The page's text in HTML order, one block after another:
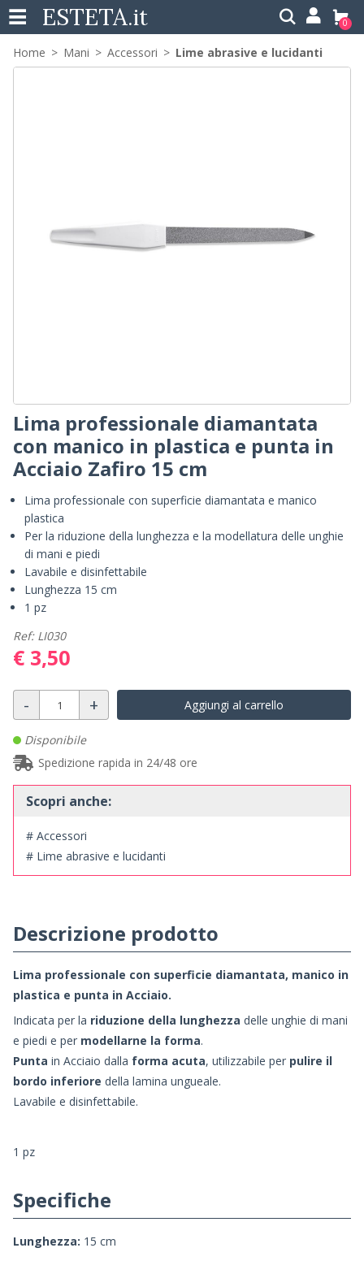
ESTETA.it 0
Home Mani Accessori Lime abrasive e lucidanti
Lima professionale diamantata
con manico in plastica e punta in
Acciaio Zafiro 15 cm
Lima professionale con superficie diamantata e manico
plastica
Per la riduzione della lunghezza e la modellatura delle unghie
di mani e piedi
Lavabile e disinfettabile
Lunghezza 15 cm
1 pz
Ref: LI030
€ 3,50
- + Aggiungi al carrello
Disponibile
Spedizione rapida in 24/48 ore
Scopri anche:
# Accessori
# Lime abrasive e lucidanti
Descrizione prodotto
Lima professionale con superficie diamantata, manico in
plastica e punta in Acciaio.
Indicata per la riduzione della lunghezza delle unghie di mani
e piedi e per modellarne la forma.
Punta in Acciaio dalla forma acuta, utilizzabile per pulire il
bordo inferiore della lamina ungueale.
Lavabile e disinfettabile.
1 pz
Specifiche
Lunghezza: 15 cm